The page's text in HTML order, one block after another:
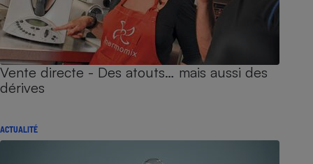
Vente directe - Des atouts… mais aussi des
dérives
ACTUALITÉ